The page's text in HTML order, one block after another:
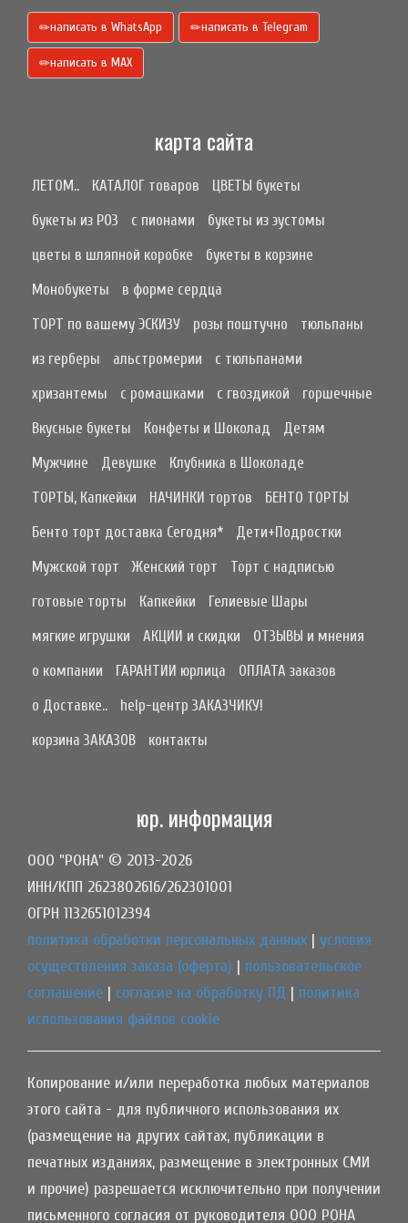
написать в WhatsApp написать в Telegram
написать в МАХ
карта сайта
ЛЕТОМ.. КАТАЛОГ товаров
ЦВЕТЫ букеты
букеты из РОЗ
с пионами
букеты из эустомы
цветы в шляпной коробке
букеты в корзине
Монобукеты
в форме сердца
ТОРТ по вашему ЭСКИЗУ
розы поштучно
тюльпаны
из герберы
альстромерии
с тюльпанами
хризантемы
с ромашками с гвоздикой
горшечные
Вкусные букеты
Конфеты и Шоколад
Детям
Мужчине
Девушке
Клубника в Шоколаде
ТОРТЫ, Капкейки
НАЧИНКИ тортов
БЕНТО ТОРТЫ
Бенто торт доставка Сегодня*
Дети+Подростки
Мужской торт
Женский торт
Торт с надписью
готовые торты
Капкейки
Гелиевые Шары
мягкие игрушки
АКЦИИ и скидки
ОТЗЫВЫ и мнения
о компании
ГАРАНТИИ юрлица
ОПЛАТА заказов
о Доставке..
help-центр ЗАКАЗЧИКУ!
корзина ЗАКАЗОВ
контакты
юр. информация
ООО "РОНА" © 2013-2026
ИНН/КПП 2623802616/262301001
ОГРН 1132651012394
политика обработки персональных данных | условия
осуществления заказа (оферта) | пользовательское
соглашение | согласие на обработку ПД | политика
использования файлов cookie
Копирование и/или переработка любых материалов
этого сайта - для публичного использования их
(размещение на других сайтах, публикации в
печатных изданиях, размещение в электронных СМИ
и прочие) разрешается исключительно при получении
письменного согласия от руководителя ООО РОНА